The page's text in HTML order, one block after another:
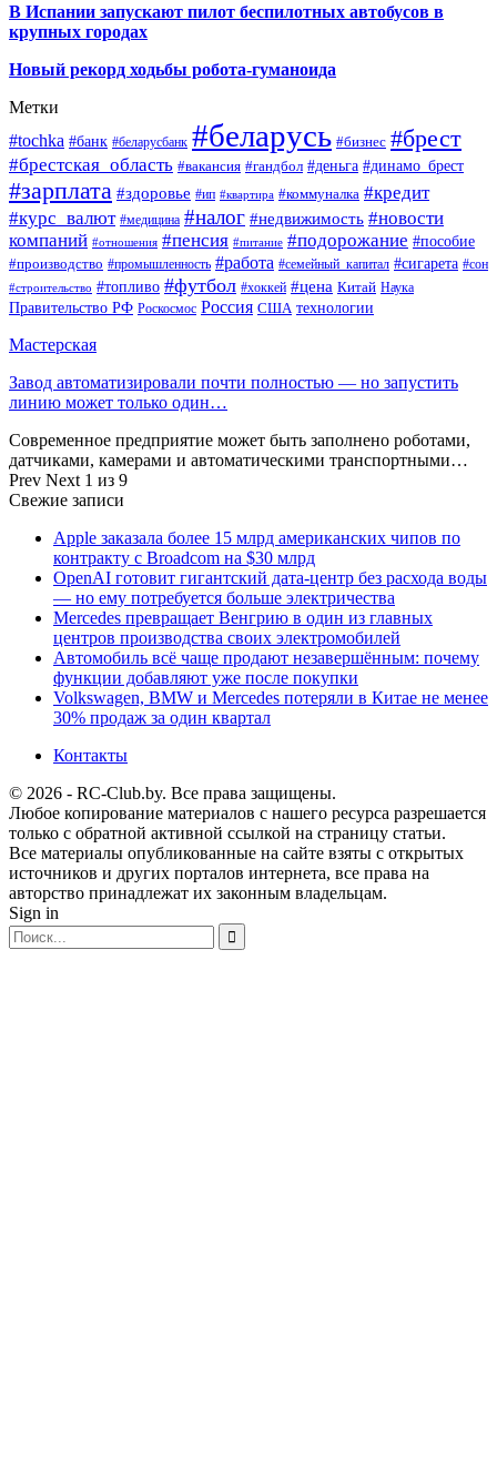
В Испании запускают пилот беспилотных автобусов в
крупных городах
Новый рекорд ходьбы робота-гуманоида
Метки
#tochka #банк #беларусбанк #беларусь #бизнес #брест
#брестская_область #вакансия #гандбол #деньга #динамо_брест
#зарплата #здоровье #ип #квартира #коммуналка #кредит
#курс_валют #медицина #налог #недвижимость #новости
компаний #отношения #пенсия #питание #подорожание #пособие
#производство #промышленность #работа #семейный_капитал #сигарета #сон
#строительство #топливо #футбол #хоккей #цена Китай Наука
Правительство РФ Роскосмос Россия США технологии
Мастерская
Завод автоматизировали почти полностью — но запустить
линию может только один…
Современное предприятие может быть заполнено роботами,
датчиками, камерами и автоматическими транспортными…
Prev Next 1 из 9
Свежие записи
Apple заказала более 15 млрд американских чипов по
контракту с Broadcom на $30 млрд
OpenAI готовит гигантский дата-центр без расхода воды
— но ему потребуется больше электричества
Mercedes превращает Венгрию в один из главных
центров производства своих электромобилей
Автомобиль всё чаще продают незавершённым: почему
функции добавляют уже после покупки
Volkswagen, BMW и Mercedes потеряли в Китае не менее
30% продаж за один квартал
Контакты
© 2026 - RC-Club.by. Все права защищены.
Любое копирование материалов с нашего ресурса разрешается
только с обратной активной ссылкой на страницу статьи.
Все материалы опубликованные на сайте взяты с открытых
источников и других порталов интернета, все права на
авторство принадлежат их законным владельцам.
Sign in